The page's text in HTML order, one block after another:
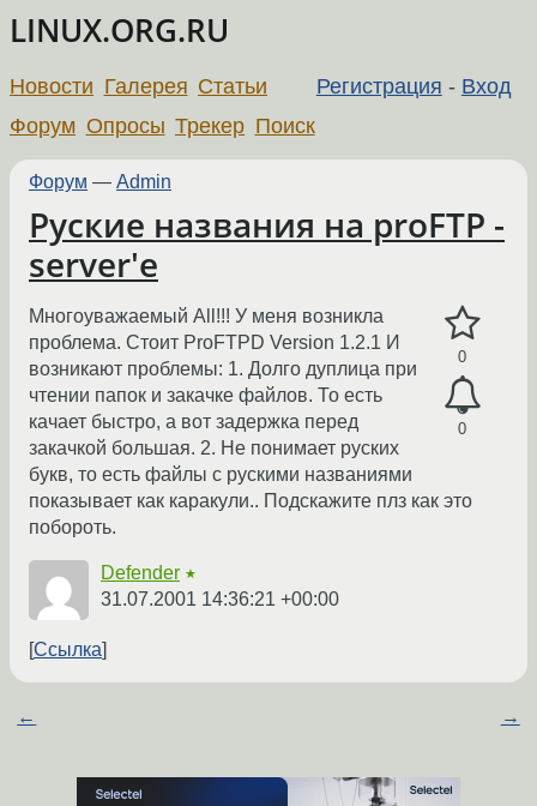
LINUX.ORG.RU
Регистрация - Вход
Новости Галерея Статьи
Форум Опросы Трекер Поиск
Форум — Admin
Руские названия на proFTP -
server'е
0
0
Многоуважаемый All!!! У меня возникла
проблема. Стоит ProFTPD Version 1.2.1 И
возникают проблемы: 1. Долго дуплица при
чтении папок и закачке файлов. То есть
качает быстро, а вот задержка перед
закачкой большая. 2. Не понимает руских
букв, то есть файлы с рускими названиями
показывает как каракули.. Подскажите плз как это
побороть.
Defender ★
31.07.2001 14:36:21 +00:00
Ссылка
← →